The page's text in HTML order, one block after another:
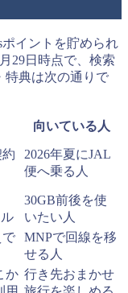
イントを貯められ
29日時点で、検索
特典は次の通りで
向いている人
2026年夏にJAL
便へ乗る人
30GB前後を使
いたい人
で
MNPで回線を移
せる人
か 行き先おまかせ